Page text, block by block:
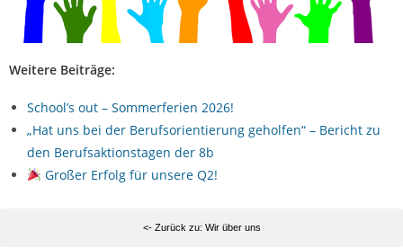
Weitere Beiträge:
School’s out – Sommerferien 2026!
„Hat uns bei der Berufsorientierung geholfen“ – Bericht zu
den Berufsaktionstagen der 8b
Großer Erfolg für unsere Q2!
<- Zurück zu: Wir über uns